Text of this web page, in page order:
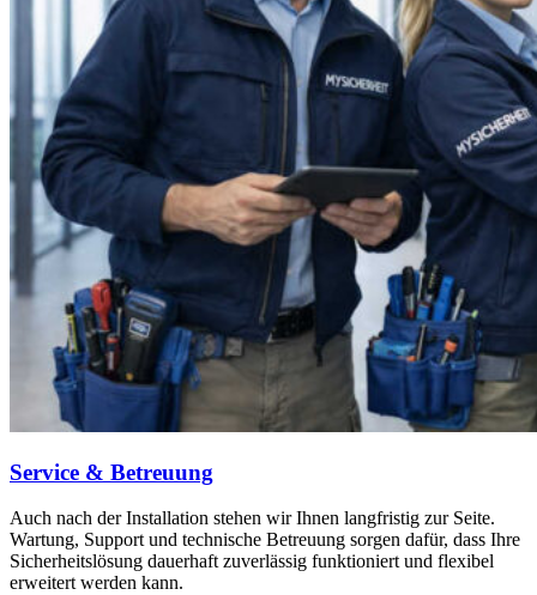
Service & Betreuung
Auch nach der Installation stehen wir Ihnen langfristig zur Seite.
Wartung, Support und technische Betreuung sorgen dafür, dass Ihre
Sicherheitslösung dauerhaft zuverlässig funktioniert und flexibel
erweitert werden kann.